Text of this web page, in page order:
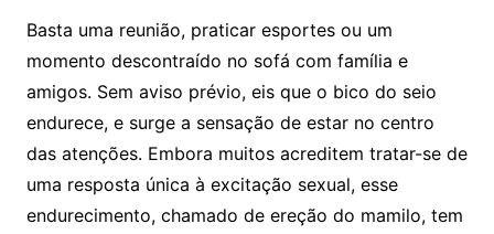
Basta uma reunião, praticar esportes ou um
momento descontraído no sofá com família e
amigos. Sem aviso prévio, eis que o bico do seio
endurece, e surge a sensação de estar no centro
das atenções. Embora muitos acreditem tratar-se de
uma resposta única à excitação sexual, esse
endurecimento, chamado de ereção do mamilo, tem